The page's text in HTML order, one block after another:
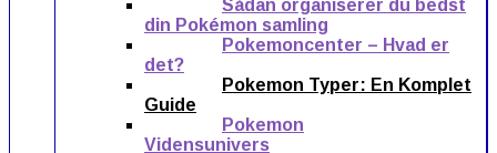
Sådan organiserer du bedst
din Pokémon samling
Pokemoncenter – Hvad er
det?
Pokemon Typer: En Komplet
Guide
Pokemon
Vidensunivers